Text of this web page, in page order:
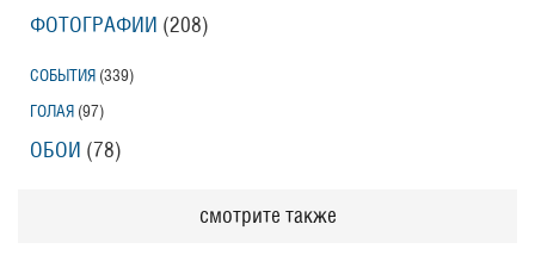
ФОТОГРАФИИ (208)
СОБЫТИЯ (339)
ГОЛАЯ (97)
ОБОИ (78)
смотрите также